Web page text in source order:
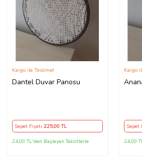
Dantel Duvar Panosu
Kargo ile Teslimat
Sepet Fiyatı 225,00 TL
24,00 TL'den Başlayan Taksitlerle
Kargo
Sepet
24,00